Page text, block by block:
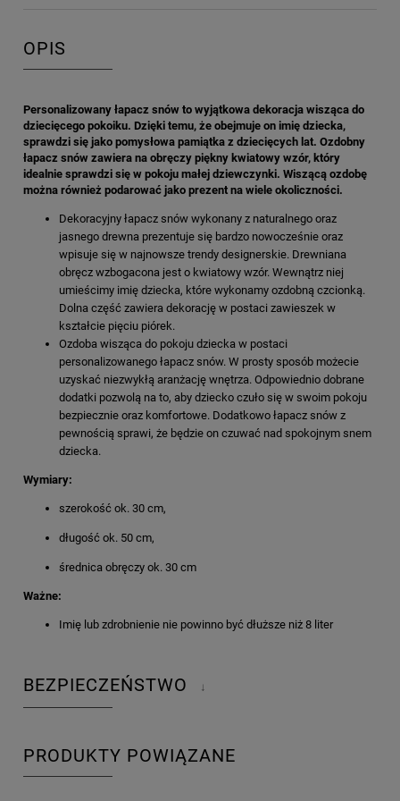
OPIS
Personalizowany łapacz snów to wyjątkowa dekoracja wisząca do
dziecięcego pokoiku. Dzięki temu, że obejmuje on imię dziecka,
sprawdzi się jako pomysłowa pamiątka z dziecięcych lat. Ozdobny
łapacz snów zawiera na obręczy piękny kwiatowy wzór, który
idealnie sprawdzi się w pokoju małej dziewczynki. Wiszącą ozdobę
można również podarować jako prezent na wiele okoliczności.
Dekoracyjny łapacz snów wykonany z naturalnego oraz
jasnego drewna prezentuje się bardzo nowocześnie oraz
wpisuje się w najnowsze trendy designerskie. Drewniana
obręcz wzbogacona jest o kwiatowy wzór. Wewnątrz niej
umieścimy imię dziecka, które wykonamy ozdobną czcionką.
Dolna część zawiera dekorację w postaci zawieszek w
kształcie pięciu piórek.
Ozdoba wisząca do pokoju dziecka w postaci
personalizowanego łapacz snów. W prosty sposób możecie
uzyskać niezwykłą aranżację wnętrza. Odpowiednio dobrane
dodatki pozwolą na to, aby dziecko czuło się w swoim pokoju
bezpiecznie oraz komfortowe. Dodatkowo łapacz snów z
pewnością sprawi, że będzie on czuwać nad spokojnym snem
dziecka.
Wymiary:
szerokość ok. 30 cm,
długość ok. 50 cm,
średnica obręczy ok. 30 cm
Ważne:
Imię lub zdrobnienie nie powinno być dłuższe niż 8 liter
BEZPIECZEŃSTWO ↓
PRODUKTY POWIĄZANE